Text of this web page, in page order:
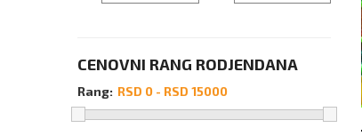
CENOVNI RANG RODJENDANA
Rang: